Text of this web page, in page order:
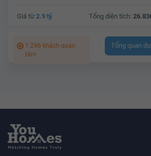
Giá từ 2.9 tỷ Tổng diện tích:
1.296 khách quan
tâm
Tổng quan